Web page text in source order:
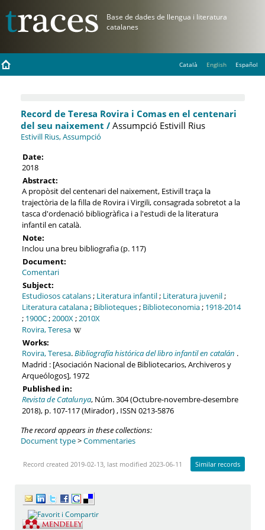
Català English Español
Record de Teresa Rovira i Comas en el centenari
del seu naixement /Assumpció Estivill Rius
Estivill Rius, Assumpció
Date:
2018
Abstract:
A propòsit del centenari del naixement, Estivill traça la
trajectòria de la filla de Rovira i Virgili, consagrada sobretot a la
tasca d'ordenació bibliogràfica i a l'estudi de la literatura
infantil en català.
Note:
Inclou una breu bibliografia (p. 117)
Document:
Comentari
Subject:
Estudiosos catalans; Literatura infantil; Literatura juvenil;
Literatura catalana; Biblioteques; Biblioteconomia; 1918-2014
; 1900C;2000X;2010X
Rovira, Teresa
Works:
Rovira, Teresa.Bibliografía histórica del libro infantil en catalán .
Madrid : [Asociación Nacional de Bibliotecarios, Archiveros y
Arqueólogos], 1972
Published in:
Revista de Catalunya, Núm. 304 (Octubre-novembre-desembre
2018), p. 107-117 (Mirador) , ISSN 0213-5876
The record appears in these collections:
Document type>Commentaries
Record created 2019-02-13, last modified 2023-06-11 Similar records